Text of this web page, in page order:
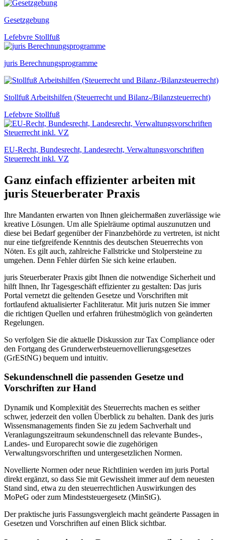
Gesetzgebung
Lefebvre Stollfuß
juris Berechnungsprogramme
Stollfuß Arbeitshilfen (Steuerrecht und Bilanz-/Bilanzsteuerrecht)
Lefebvre Stollfuß
EU-Recht, Bundesrecht, Landesrecht, Verwaltungsvorschriften
Steuerrecht inkl. VZ
Ganz einfach effizienter arbeiten mit
juris Steuerberater Praxis
Ihre Mandanten erwarten von Ihnen gleichermaßen zuverlässige wie
kreative Lösungen. Um alle Spielräume optimal auszunutzen und
diese bei Bedarf gegenüber der Finanzbehörde zu vertreten, ist nicht
nur eine tiefgreifende Kenntnis des deutschen Steuerrechts von
Nöten. Es gilt auch, zahlreiche Fallstricke und Stolpersteine zu
umgehen. Denn Fehler dürfen Sie sich keine erlauben.
juris Steuerberater Praxis gibt Ihnen die notwendige Sicherheit und
hilft Ihnen, Ihr Tagesgeschäft effizienter zu gestalten: Das juris
Portal vernetzt die geltenden Gesetze und Vorschriften mit
fortlaufend aktualisierter Fachliteratur. Mit juris nutzen Sie immer
die richtigen Quellen und erfahren frühestmöglich von geänderten
Regelungen.
So verfolgen Sie die aktuelle Diskussion zur Tax Compliance oder
den Fortgang des Grunderwerbsteuernovellierungsgesetzes
(GrEStNG) bequem und intuitiv.
Sekundenschnell die passenden Gesetze und
Vorschriften zur Hand
Dynamik und Komplexität des Steuerrechts machen es seither
schwer, jederzeit den vollen Überblick zu behalten. Dank des juris
Wissensmanagements finden Sie zu jedem Sachverhalt und
Veranlagungszeitraum sekundenschnell das relevante Bundes-,
Landes- und Europarecht sowie die zugehörigen
Verwaltungsvorschriften und untergesetzlichen Normen.
Novellierte Normen oder neue Richtlinien werden im juris Portal
direkt ergänzt, so dass Sie mit Gewissheit immer auf dem neuesten
Stand sind, etwa zu den steuerrechtlichen Auswirkungen des
MoPeG oder zum Mindeststeuergesetz (MinStG).
Der praktische juris Fassungsvergleich macht geänderte Passagen in
Gesetzen und Vorschriften auf einen Blick sichtbar.